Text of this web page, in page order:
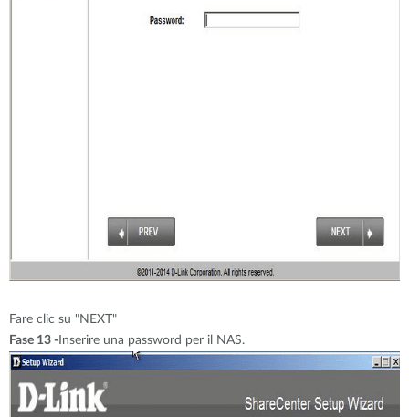
Fare clic su "NEXT"
Fase 13 - Inserire una password per il NAS.